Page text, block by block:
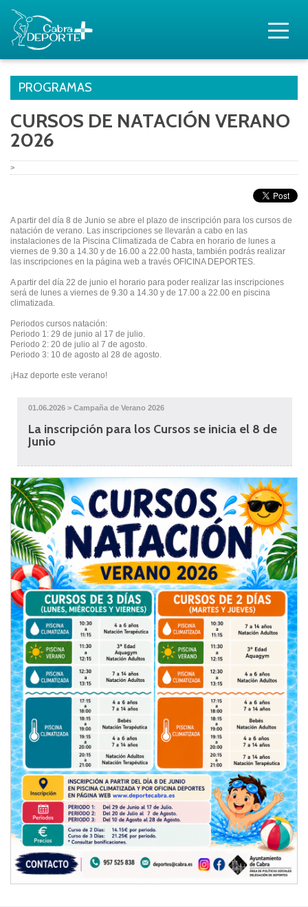
PROGRAMAS
CURSOS DE NATACIÓN VERANO
2026
>
A partir del día 8 de Junio se abre el plazo de inscripción para los cursos de
natación de verano. Las inscripciones se llevarán a cabo en las
instalaciones de la Piscina Climatizada de Cabra en horario de lunes a
viernes de 9.30 a 14.30 y de 16.00 a 22.00 hasta, también podrás realizar
las inscripciones en la página web a través OFICINA DEPORTES.
A partir del día 22 de junio el horario para poder realizar las inscripciones
será de lunes a viernes de 9.30 a 14.30 y de 17.00 a 22.00 en piscina
climatizada.
Periodos cursos natación:
Periodo 1: 29 de junio al 17 de julio.
Periodo 2: 20 de julio al 7 de agosto.
Periodo 3: 10 de agosto al 28 de agosto.
¡Haz deporte este verano!
01.06.2026 > Campaña de Verano 2026
La inscripción para los Cursos se inicia el 8 de
Junio